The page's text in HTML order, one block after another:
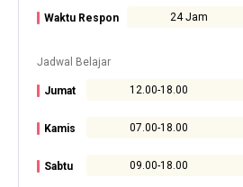
Waktu Respon 24 Jam
Jadwal Belajar
Jumat 12.00-18.00
Kamis 07.00-18.00
Sabtu 09.00-18.00